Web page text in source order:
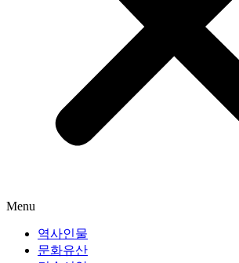
Menu
역사인물
문화유산